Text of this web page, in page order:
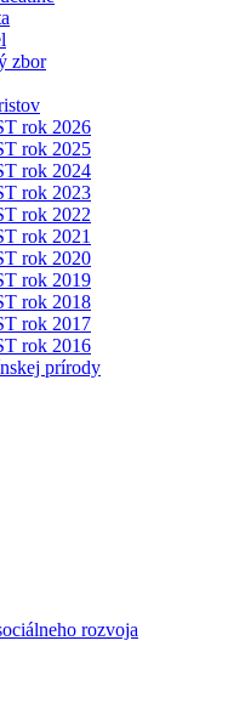
zbor
rok 2026
rok 2025
rok 2024
rok 2023
rok 2022
rok 2021
rok 2020
rok 2019
rok 2018
rok 2017
rok 2016
prírody
rozvoja